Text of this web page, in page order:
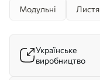
Модульні Листя
Українське
виробництво